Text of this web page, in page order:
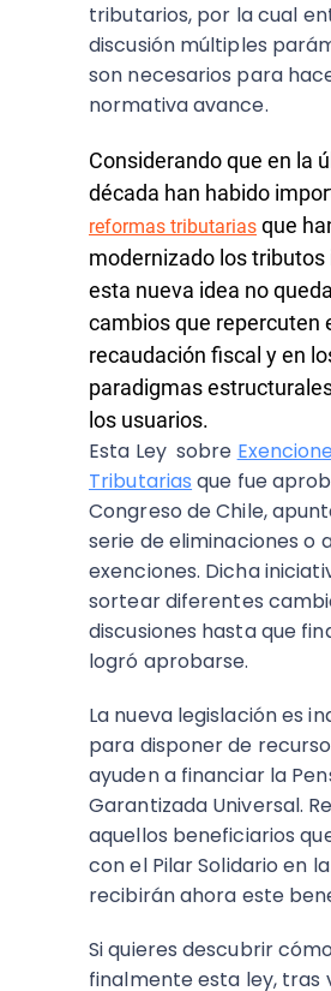
tributarios, por la cual
discusión múltiples
son necesarios para
normativa avance.
Considerando que en la
década han habido
reformas tributarias que
modernizado los tributos
esta nueva idea no
cambios que repercuten
recaudación fiscal y en
paradigmas
los usuarios.
Esta Ley sobre
Tributarias que fue
Congreso de Chile,
serie de eliminaciones o
exenciones. Dicha
sortear diferentes
discusiones hasta que
logró aprobarse.
La nueva legislación es
para disponer de
ayuden a financiar la
Garantizada Universal.
aquellos beneficiarios
con el Pilar Solidario en
recibirán ahora este
Si quieres descubrir
finalmente esta ley, tras